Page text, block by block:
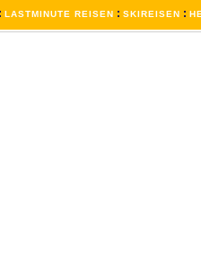
: LASTMINUTE REISEN : SKIREISEN :